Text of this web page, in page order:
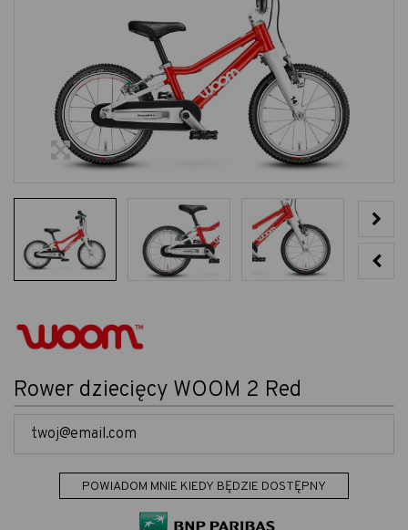
Rower dziecięcy WOOM 2 Red
POWIADOM MNIE KIEDY BĘDZIE DOSTĘPNY